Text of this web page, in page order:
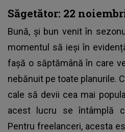
Săgetător: 22
Bună, și bun venit în
momentul să ieși în
fașă o săptămână în care
nebănuit pe toate planurile.
cale să devii cea mai
acest lucru se întâmplă
Pentru freelanceri, acesta